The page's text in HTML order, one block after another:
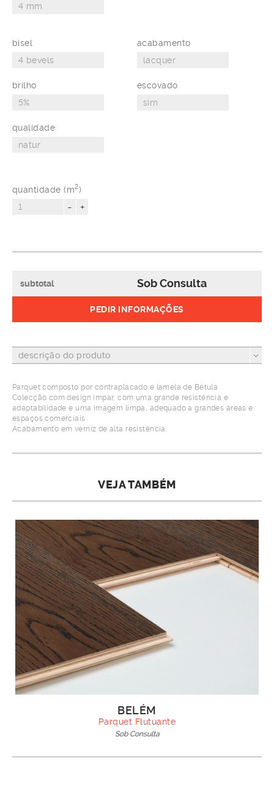
bisel acabamento
brilho escovado
qualidade
quantidade (m2)
- +
subtotal Sob Consulta
PEDIR INFORMAÇÕES
descrição do produto
Parquet composto por contraplacado e lamela de Bétula
Colecção com design impar, com uma grande resistência e
adaptabilidade e uma imagem limpa, adequado a grandes áreas e
espaços comerciais.
Acabamento em verniz de alta resistência.
VEJA TAMBÉM
BELÉM
Parquet Flutuante
Sob Consulta